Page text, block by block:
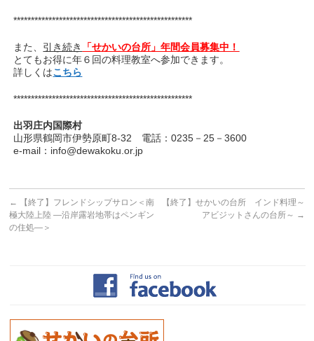
***************************************************
また、 引き続き
「せかいの台所」年間会員募集中！
とてもお得に年６回の料理教室へ参加できます。
詳しくはこちら
***************************************************
出羽庄内国際村
山形県鶴岡市伊勢原町8‐32 電話：0235－25－3600
e-mail：info@dewakoku.or.jp
←
【終了】フレンドシップサロン＜南
極大陸上陸 ―沿岸露岩地帯はペンギン
の住処―＞
【終了】せかいの台所 インド料理～
アビジットさんの台所～ →